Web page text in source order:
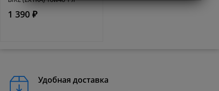
1 390 ₽
Удобная доставка